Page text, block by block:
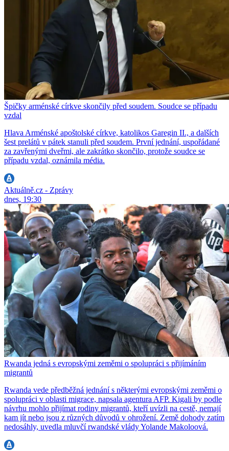
Špičky arménské církve skončily před soudem. Soudce se případu
vzdal
Hlava Arménské apoštolské církve, katolikos Garegin II., a dalších
šest prelátů v pátek stanuli před soudem. První jednání, uspořádané
za zavřenými dveřmi, ale zakrátko skončilo, protože soudce se
případu vzdal, oznámila média.
Aktuálně.cz - Zprávy
dnes, 19:30
Rwanda jedná s evropskými zeměmi o spolupráci s přijímáním
migrantů
Rwanda vede předběžná jednání s některými evropskými zeměmi o
spolupráci v oblasti migrace, napsala agentura AFP. Kigali by podle
návrhu mohlo přijímat rodiny migrantů, kteří uvízli na cestě, nemají
kam jít nebo jsou z různých důvodů v ohrožení. Země dohody zatím
nedosáhly, uvedla mluvčí rwandské vlády Yolande Makoloová.